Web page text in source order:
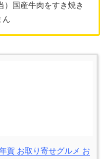
）国産牛肉をすき焼き
ん
賀 お取り寄せグルメ お